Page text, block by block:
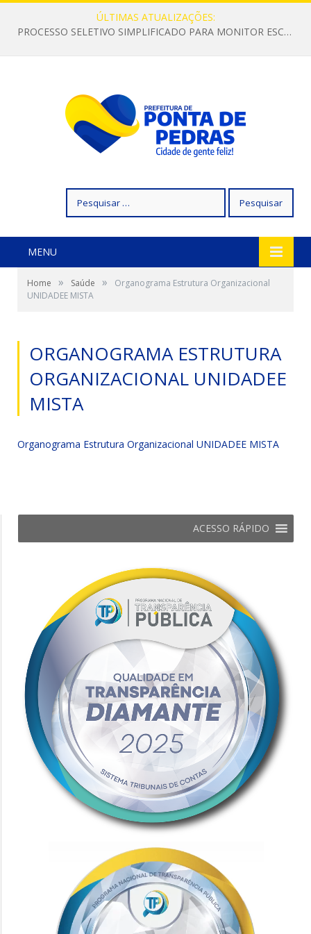
ÚLTIMAS ATUALIZAÇÕES:
PROCESSO SELETIVO SIMPLIFICADO PARA MONITOR ESCOLAR
por:
MENU
Home » Saúde »
Organograma Estrutura Organizacional
UNIDADEE MISTA
ORGANOGRAMA ESTRUTURA
ORGANIZACIONAL UNIDADEE
MISTA
Organograma Estrutura Organizacional UNIDADEE MISTA
ACESSO RÁPIDO